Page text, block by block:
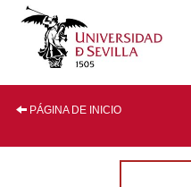
PÁGINA DE INICIO